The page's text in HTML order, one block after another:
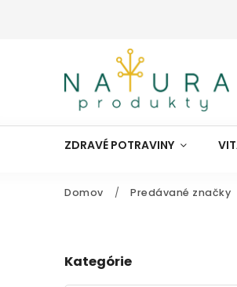
ZDRAVÉ POTRAVINY
Domov / Predávané značky
Kategórie